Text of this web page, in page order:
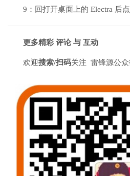
9：回打开桌面上的 Electra 后点
更多精彩 评论 与 互动
欢迎搜索/扫码关注 雷锋源公众